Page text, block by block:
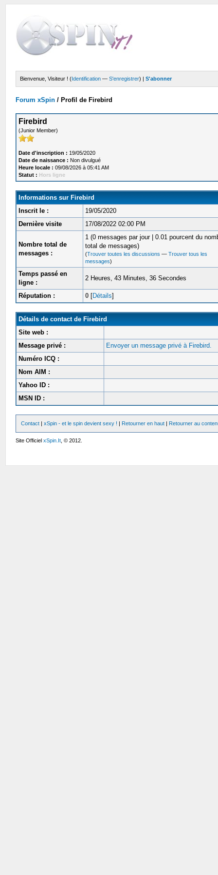
Bienvenue, Visiteur ! (Identification —S'enregistrer) |S'abonner
Forum xSpin / Profil de Firebird
Firebird
(Junior Member)
Date d'inscription : 19/05/2020
Date de naissance : Non divulgué
Heure locale : 09/08/2026 à 05:41 AM
Statut : Hors ligne
Informations sur Firebird
Inscrit le :
19/05/2020
Dernière visite
17/08/2022 02:00 PM
Nombre total de
messages :
1 (0 messages par jour | 0.01 pourcent du
total de messages)
(Trouver toutes les discussions —Trouver tous les
messages)
Temps passé en
ligne :
2 Heures, 43 Minutes, 36 Secondes
Réputation : 0 [Détails]
Détails de contact de Firebird
Site web :
Message privé :
Envoyer un message privé à Firebird.
Numéro ICQ :
Nom AIM :
Yahoo ID :
MSN ID :
Contact |xSpin - et le spin devient sexy ! | Retourner en haut | Retourner au
Site OfficielxSpin.It , © 2012.